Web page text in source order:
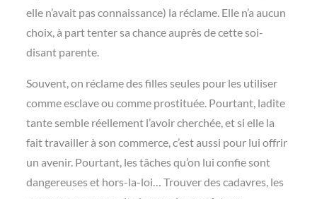
elle n’avait pas connaissance) la réclame. Elle n’a aucun
choix, à part tenter sa chance auprès de cette soi-
disant parente.
Souvent, on réclame des filles seules pour les utiliser
comme esclave ou comme prostituée. Pourtant, ladite
tante semble réellement l’avoir cherchée, et si elle la
fait travailler à son commerce, c’est aussi pour lui offrir
un avenir. Pourtant, les tâches qu’on lui confie sont
dangereuses et hors-la-loi… Trouver des cadavres, les